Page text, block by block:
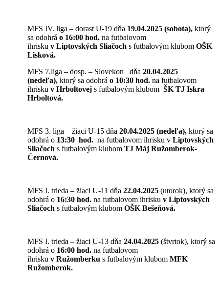
MFS IV. liga – dorast U-19 dňa 19.04.2025 (sobota), ktorý
sa odohrá o 16:00 hod. na futbalovom
ihrisku v Liptovských Sliačoch s futbalovým klubom OŠK
Lisková.
MFS 7.liga – dosp. – Slovekon dňa 20.04.2025
(nedeľa), ktorý sa odohrá o 10:30 hod. na futbalovom
ihrisku v Hrboltovej s futbalovým klubom ŠK TJ Iskra
Hrboltová.
MFS 3. liga – žiaci U-15 dňa 20.04.2025 (nedeľa), ktorý sa
odohrá o 13:30 hod. na futbalovom ihrisku v Liptovských
Sliačoch s futbalovým klubom TJ Máj Ružomberok-
Černová.
MFS I. trieda – žiaci U-11 dňa 22.04.2025 (utorok), ktorý sa
odohrá o 16:30 hod. na futbalovom ihrisku v Liptovských
Sliačoch s futbalovým klubom OŠK Bešeňová.
MFS I. trieda – žiaci U-13 dňa 24.04.2025 (štvrtok), ktorý sa
odohrá o 16:00 hod. na futbalovom
ihrisku v Ružomberku s futbalovým klubom MFK
Ružomberok.